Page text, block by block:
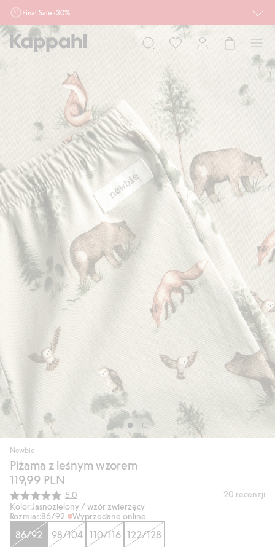
Final Sale -30%
Ważne przy zakupie min. 2 sztuk produktów włączonych w ofertę, również z
działu outlet do 10.8 w sklepach Kappahl i Newbie oraz na kappahl.com. Ofert
nie łączymy
Mężczyzna Dziecko
Newbie
Piżama z leśnym wzorem
119,99 PLN
Średnia ocena:
5.0 20 recenzji
Kolor:Jasnozielony / wzór zwierzęcy
Rozmiar:86/92 Wyprzedane online
86/92 98/104 110/116 122/128